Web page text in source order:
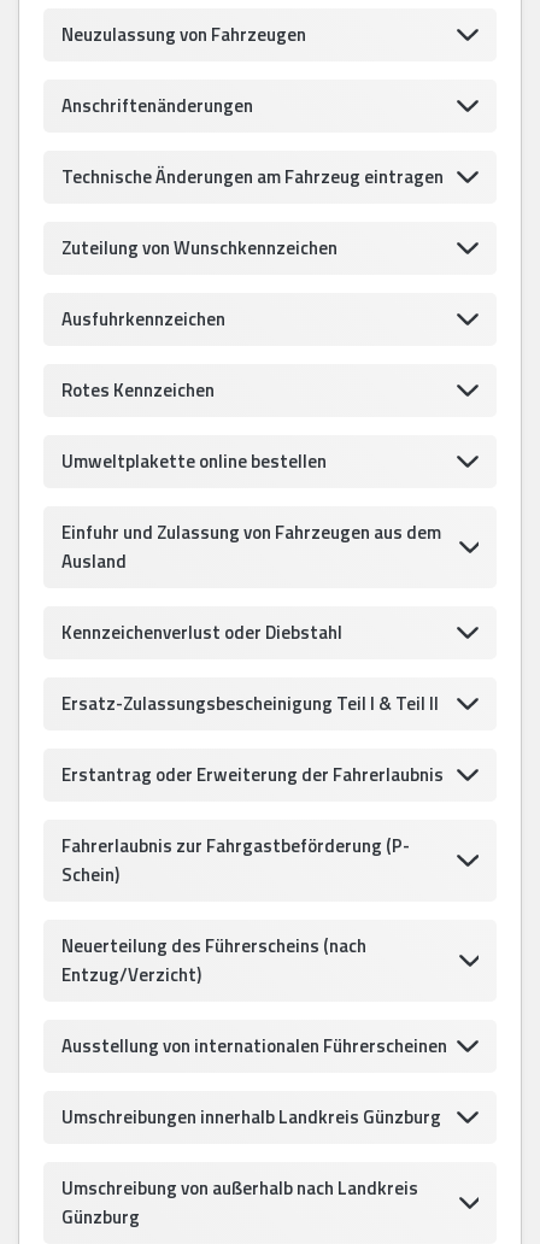
Neuzulassung von Fahrzeugen
Anschriftenänderungen
Technische Änderungen am Fahrzeug eintragen
Zuteilung von Wunschkennzeichen
Ausfuhrkennzeichen
Rotes Kennzeichen
Umweltplakette online bestellen
Einfuhr und Zulassung von Fahrzeugen aus dem
Ausland
Kennzeichenverlust oder Diebstahl
Ersatz-Zulassungsbescheinigung Teil I & Teil II
Erstantrag oder Erweiterung der Fahrerlaubnis
Fahrerlaubnis zur Fahrgastbeförderung (P-
Schein)
Neuerteilung des Führerscheins (nach
Entzug/Verzicht)
Ausstellung von internationalen Führerscheinen
Umschreibungen innerhalb Landkreis Günzburg
Umschreibung von außerhalb nach Landkreis
Günzburg